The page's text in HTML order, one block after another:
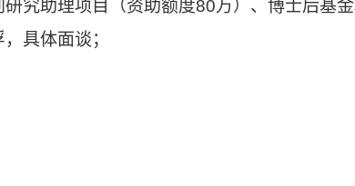
究助理项目（资助额度80万）、博士后基
具体面谈；